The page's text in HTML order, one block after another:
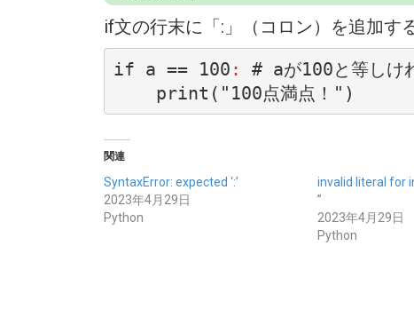
if文の行末に「:」（コロン）を追加する
if a == 100 :
# aが100と等し
    print("100点満点！")
関連
SyntaxError: expected ‘:’
2023年4月29日
Python
invalid literal for
”
2023年4月29日
Python